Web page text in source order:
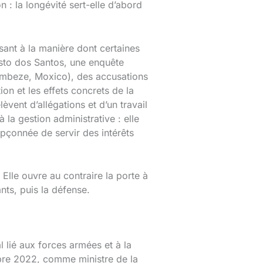
: la longévité sert-elle d’abord
à la manière dont certaines
dos Santos, une enquête
Moxico), des accusations
et les effets concrets de la
d’allégations et d’un travail
la gestion administrative : elle
de servir des intérêts
ouvre au contraire la porte à
puis la défense.
lié aux forces armées et à la
2022, comme ministre de la